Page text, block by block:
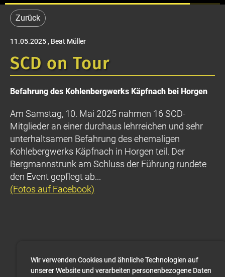
Wir verwenden Cookies und ähnliche Technologien auf
unserer Website und verarbeiten personenbezogene Daten
Zurück
11.05.2025, Beat Müller
SCD on Tour
Befahrung des Kohlenbergwerks Käpfnach bei Horgen
Am Samstag, 10. Mai 2025 nahmen 16 SCD-
Mitglieder an einer durchaus lehrreichen und sehr
unterhaltsamen Befahrung des ehemaligen
Kohlebergwerks Käpfnach in Horgen teil. Der
Bergmannstrunk am Schluss der Führung rundete
den Event gepflegt ab...
(Fotos auf Facebook)